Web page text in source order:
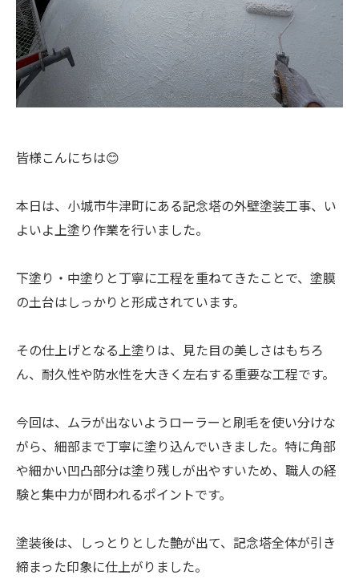
皆様こんにちは😊
本日は、小城市牛津町にある記念塔の外壁塗装工事、い
よいよ上塗り作業を行いました。
下塗り・中塗りと丁寧に工程を重ねてきたことで、塗膜
の土台はしっかりと形成されています。
その仕上げとなる上塗りは、見た目の美しさはもちろ
ん、耐久性や防水性を大きく左右する重要な工程です。
今回は、ムラが出ないようローラーと刷毛を使い分けな
がら、細部まで丁寧に塗り込んでいきました。特に角部
や細かい凹凸部分は塗り残しが出やすいため、職人の経
験と集中力が問われるポイントです。
塗装後は、しっとりとした艶が出て、記念塔全体が引き
締まった印象に仕上がりました。